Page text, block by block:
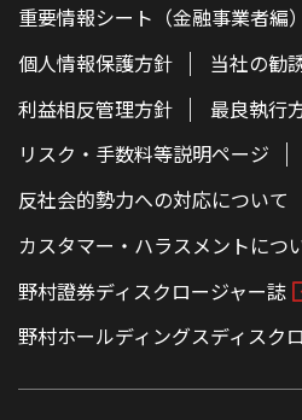
重要情報シート（金融事業者編）
個人情報保護方針
当社の勧
利益相反管理方針
最良執行
リスク・手数料等説明ページ
反社会的勢力への対応について
カスタマー・ハラスメントにつ
野村證券ディスクロージャー誌
野村ホールディングスディスク